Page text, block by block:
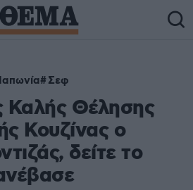
Ιαπωνία Σεφ
Καλής Θέλησης
Κουζίνας ο
δείτε το